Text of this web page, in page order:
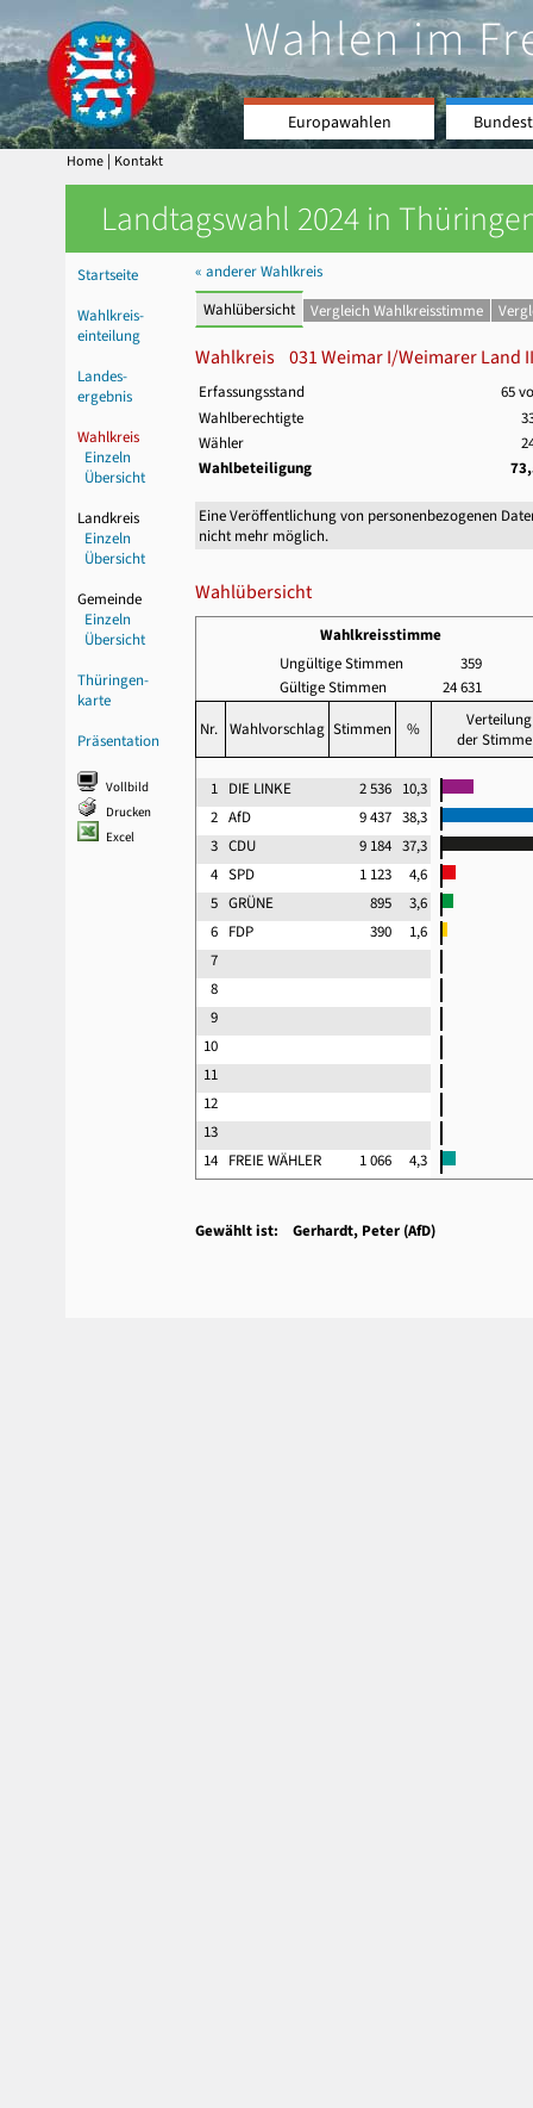
Wahlen im
Europawahlen
Home | Kontakt
Landtagswahl 2024 in
Startseite
Wahlkreis-
einteilung
Landes-
ergebnis
Wahlkreis
Einzeln
Übersicht
Landkreis
Einzeln
Übersicht
Gemeinde
Einzeln
Übersicht
Thüringen-
karte
Präsentation
Vollbild
Drucken
Excel
« anderer Wahlkreis
Wahlübersicht
Vergleich Wahlkreisstimme
Wahlkreis 031 Weimar I/Weimarer Land II
Erfassungsstand
65
Wahlberechtigte
Wähler
Wahlbeteiligung
Eine Veröffentlichung von personenbezogenen
nicht mehr möglich.
Wahlübersicht
Wahlkreisstimme
Ungültige Stimmen
359
Gültige Stimmen
24 631
Nr. Wahlvorschlag Stimmen %
Verteilung
der
1 DIE LINKE 2 536 10,3
2 AfD 9 437 38,3
3 CDU 9 184 37,3
4 SPD 1 123
4,6
5 GRÜNE 895
3,6
6 FDP 390
1,6
7
8
9
10
11
12
13
14 FREIE WÄHLER 1 066 4,3
Gewählt ist: Gerhardt, Peter (AfD)